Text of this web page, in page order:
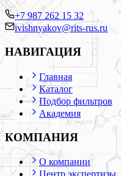
+7 987 262 15 32
ivishnyakov@rits-rus.ru
НАВИГАЦИЯ
Главная
Каталог
Подбор фильтров
Академия
КОМПАНИЯ
О компании